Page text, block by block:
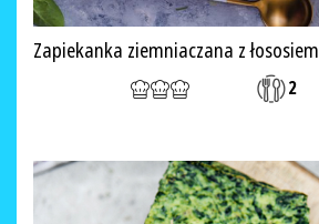
Zapiekanka ziemniaczana z łososiem
2